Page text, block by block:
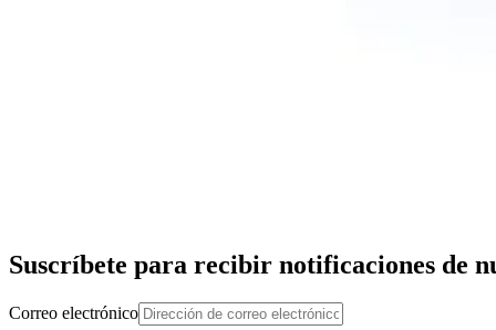
Suscríbete para recibir notificaciones de
Correo electrónico